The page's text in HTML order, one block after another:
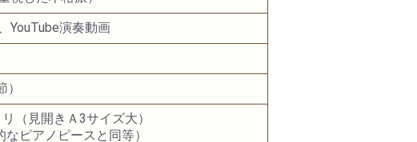
YouTube演奏動画
（見開きＡ3サイズ大）
ピアノピースと同等）